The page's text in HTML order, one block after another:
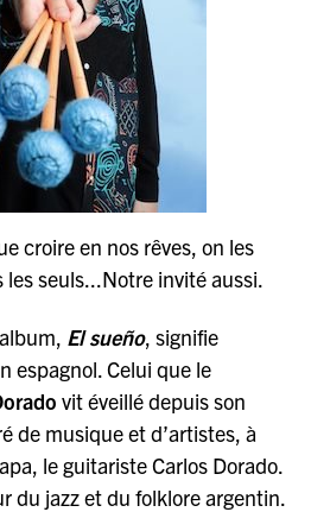
croire en nos rêves, on les
les seuls...Notre invité aussi.
El sueño, signifie
espagnol. Celui que le
vit éveillé depuis son
de musique et d’artistes, à
le guitariste Carlos Dorado.
du jazz et du folklore argentin.